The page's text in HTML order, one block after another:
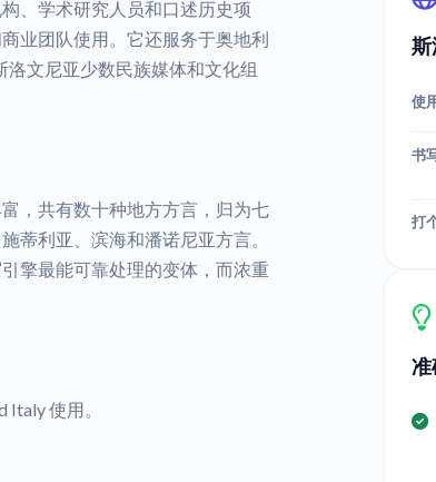
、学术研究人员和口述历史项
业团队使用。它还服务于奥地利
文尼亚少数民族媒体和文化组
，共有数十种地方方言，归为七
蒂利亚、滨海和潘诺尼亚方言。
擎最能可靠处理的变体，而浓重
Italy 使用。
斯
使
书
打
准